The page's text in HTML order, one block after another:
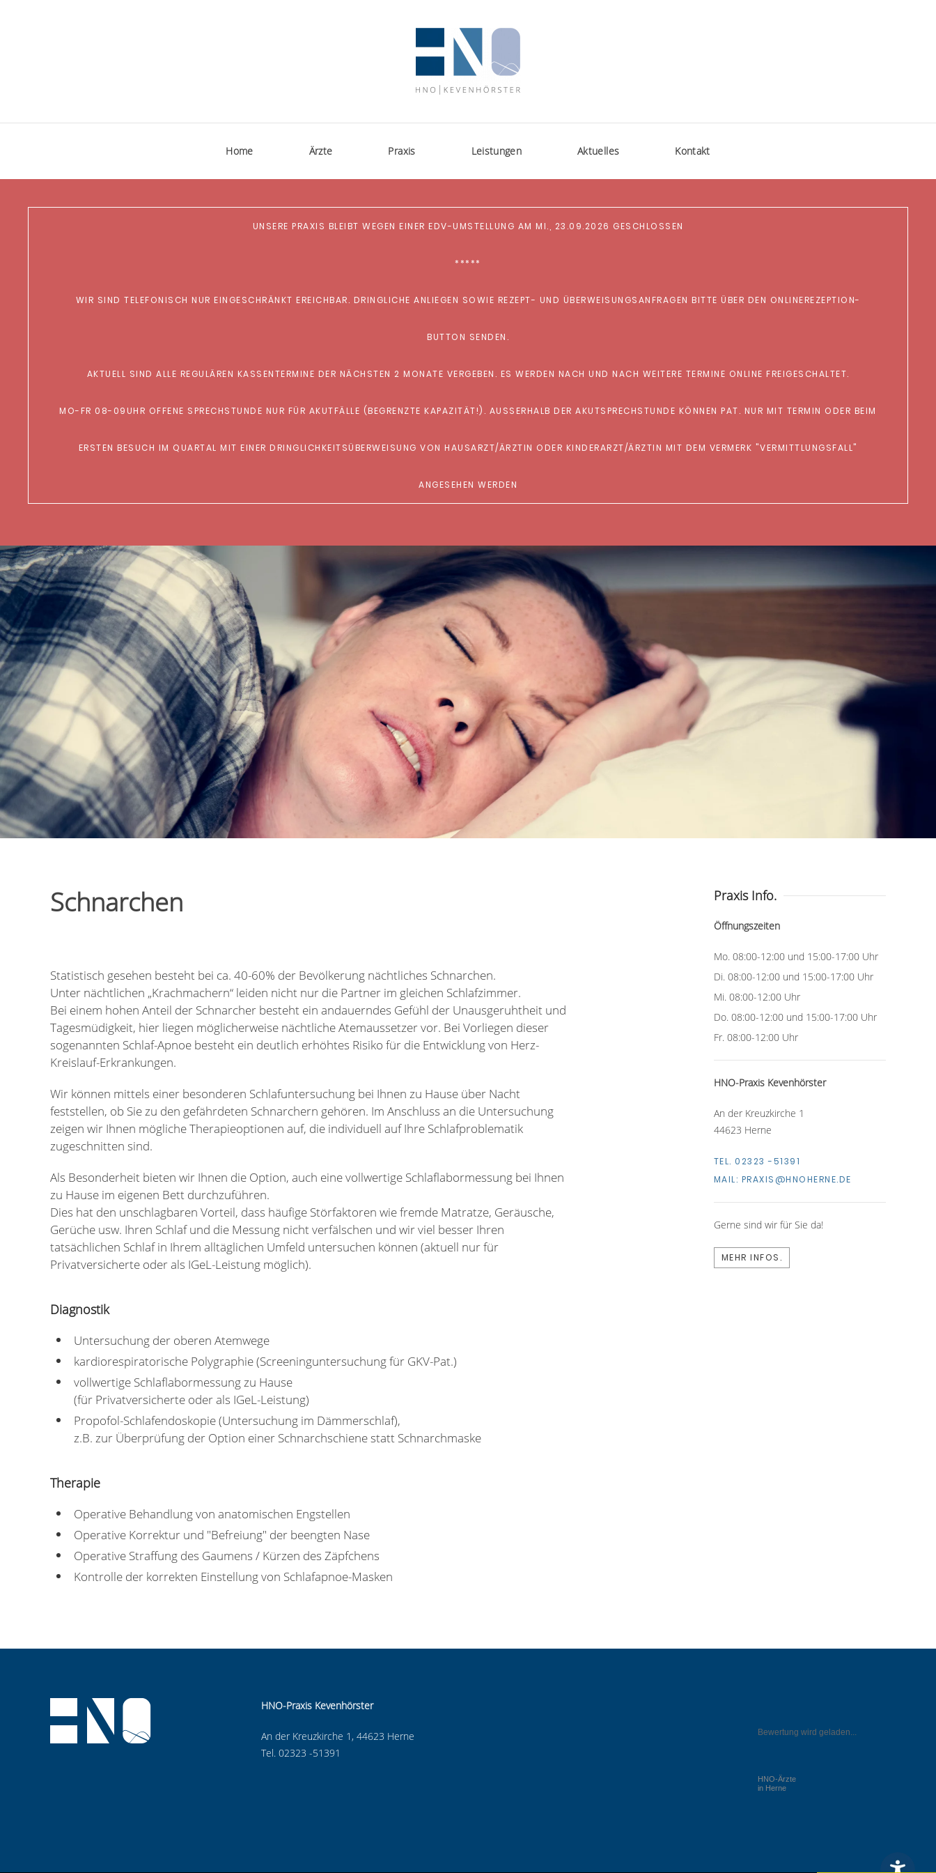
Home Ärzte Praxis Leistungen Aktuelles Kontakt
UNSERE PRAXIS BLEIBT WEGEN EINER EDV-UMSTELLUNG AM MI., 23.09.2026 GESCHLOSSEN
*****
WIR SIND TELEFONISCH NUR EINGESCHRÄNKT EREICHBAR. DRINGLICHE ANLIEGEN SOWIE REZEPT- UND ÜBERWEISUNGSANFRAGEN BITTE ÜBER DEN ONLINEREZEPTION-
BUTTON SENDEN.
AKTUELL SIND ALLE REGULÄREN KASSENTERMINE DER NÄCHSTEN 2 MONATE VERGEBEN. ES WERDEN NACH UND NACH WEITERE TERMINE ONLINE FREIGESCHALTET.
MO-FR 08-09UHR OFFENE SPRECHSTUNDE NUR FÜR AKUTFÄLLE (BEGRENZTE KAPAZITÄT!). AUSSERHALB DER AKUTSPRECHSTUNDE KÖNNEN PAT. NUR MIT TERMIN ODER BEIM
ERSTEN BESUCH IM QUARTAL MIT EINER DRINGLICHKEITSÜBERWEISUNG VON HAUSARZT/ÄRZTIN ODER KINDERARZT/ÄRZTIN MIT DEM VERMERK "VERMITTLUNGSFALL" A
NGESEHEN WERDEN
Schnarchen
Statistisch gesehen besteht bei ca. 40-60% der Bevölkerung nächtliches Schnarchen.
Unter nächtlichen „Krachmachern“ leiden nicht nur die Partner im gleichen Schlafzimmer.
Bei einem hohen Anteil der Schnarcher besteht ein andauerndes Gefühl der Unausgeruhtheit und
Tagesmüdigkeit, hier liegen möglicherweise nächtliche Atemaussetzer vor. Bei Vorliegen dieser
sogenannten Schlaf-Apnoe besteht ein deutlich erhöhtes Risiko für die Entwicklung von Herz-
Kreislauf-Erkrankungen.
Wir können mittels einer besonderen Schlafuntersuchung bei Ihnen zu Hause über Nacht
feststellen, ob Sie zu den gefährdeten Schnarchern gehören. Im Anschluss an die Untersuchung
zeigen wir Ihnen mögliche Therapieoptionen auf, die individuell auf Ihre Schlafproblematik
zugeschnitten sind.
Als Besonderheit bieten wir Ihnen die Option, auch eine vollwertige Schlaflabormessung bei Ihnen
zu Hause im eigenen Bett durchzuführen.
Dies hat den unschlagbaren Vorteil, dass häufige Störfaktoren wie fremde Matratze, Geräusche,
Gerüche usw. Ihren Schlaf und die Messung nicht verfälschen und wir viel besser Ihren
tatsächlichen Schlaf in Ihrem alltäglichen Umfeld untersuchen können (aktuell nur für
Privatversicherte oder als IGeL-Leistung möglich).
Diagnostik
Untersuchung der oberen Atemwege
kardiorespiratorische Polygraphie (Screeninguntersuchung für GKV-Pat.)
vollwertige Schlaflabormessung zu Hause
(für Privatversicherte oder als IGeL-Leistung)
Propofol-Schlafendoskopie (Untersuchung im Dämmerschlaf),
z.B. zur Überprüfung der Option einer Schnarchschiene statt Schnarchmaske
Therapie
Operative Behandlung von anatomischen Engstellen
Operative Korrektur und "Befreiung" der beengten Nase
Operative Straffung des Gaumens / Kürzen des Zäpfchens
Kontrolle der korrekten Einstellung von Schlafapnoe-Masken
Praxis Info.
Öffnungszeiten
Mo. 08:00-12:00 und 15:00-17:00 Uhr
Di. 08:00-12:00 und 15:00-17:00 Uhr
Mi. 08:00-12:00 Uhr
Do. 08:00-12:00 und 15:00-17:00 Uhr
Fr. 08:00-12:00 Uhr
HNO-Praxis Kevenhörster
An der Kreuzkirche 1
44623 Herne
TEL. 02323 -51391
MAIL: PRAXIS@HNOHERNE.DE
Gerne sind wir für Sie da!
MEHR INFOS.
HNO-Praxis Kevenhörster
An der Kreuzkirche 1, 44623 Herne
Tel. 02323 -51391
Bewertung wird geladen...
HNO-Ärzte
in Herne